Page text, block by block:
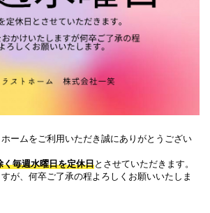
ームをご利用いただき誠にありがとうござい
く毎週水曜日を定休日とさせていただきます。
が、何卒ご了承の程よろしくお願いいたしま